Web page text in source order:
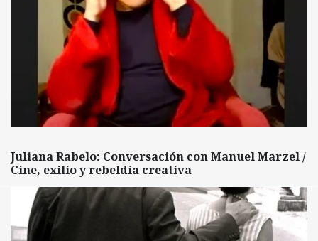
Juliana Rabelo: Conversación con Manuel Marzel /
Cine, exilio y rebeldía creativa